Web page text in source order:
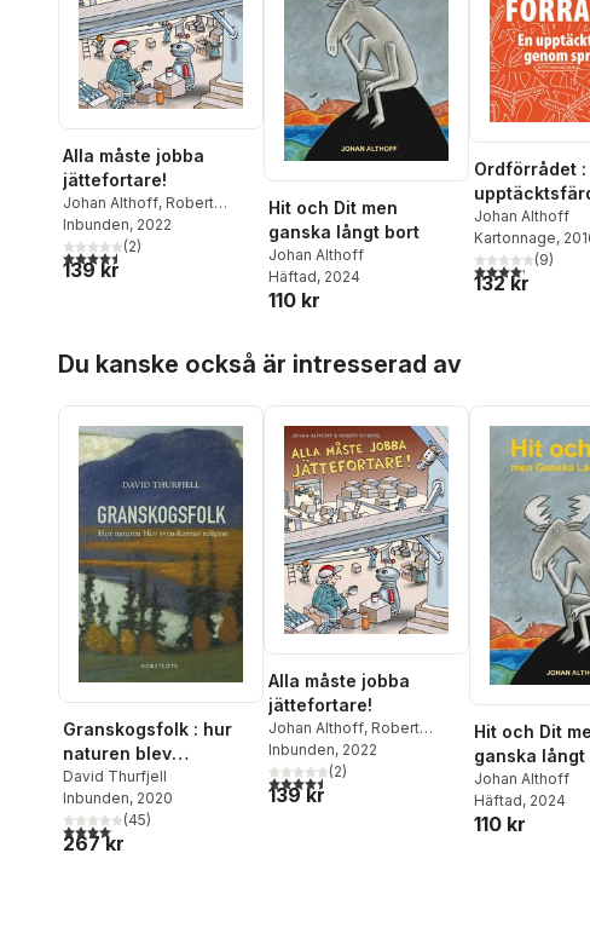
Alla måste jobba
jättefortare!
Johan Althoff, Robert
Nyberg
Inbunden, 2022
4,5utav 5 stjärnor. Totalt antal röster:
(2)
139 kr
Hit och Dit men
ganska långt bort
Johan Althoff
Häftad, 2024
110 kr
Ordförrådet :
språket
Johan Althoff
Kartonnage,
4,2utav 5(9)
132 kr
Du kanske också är intresserad av
Granskogsfolk : hur
naturen blev
svenskarnas religion
David Thurfjell
Inbunden, 2020
4,1utav 5 stjärnor. Totalt antal röster:
(45)
267 kr
Alla måste jobba
jättefortare!
Johan Althoff, Robert
Nyberg
Inbunden, 2022
4,5utav 5 stjärnor. Totalt antal röster:
(2)
139 kr
Hit och Dit
ganska långt
Johan Althoff
Häftad, 2024
110 kr